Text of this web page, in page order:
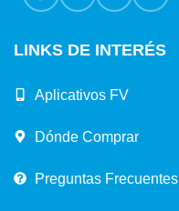
LINKS DE INTERÉS
Aplicativos FV
Dónde Comprar
Preguntas Frecuentes